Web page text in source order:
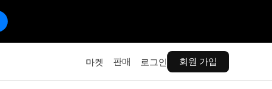
마켓 판매 로그인 회원 가입